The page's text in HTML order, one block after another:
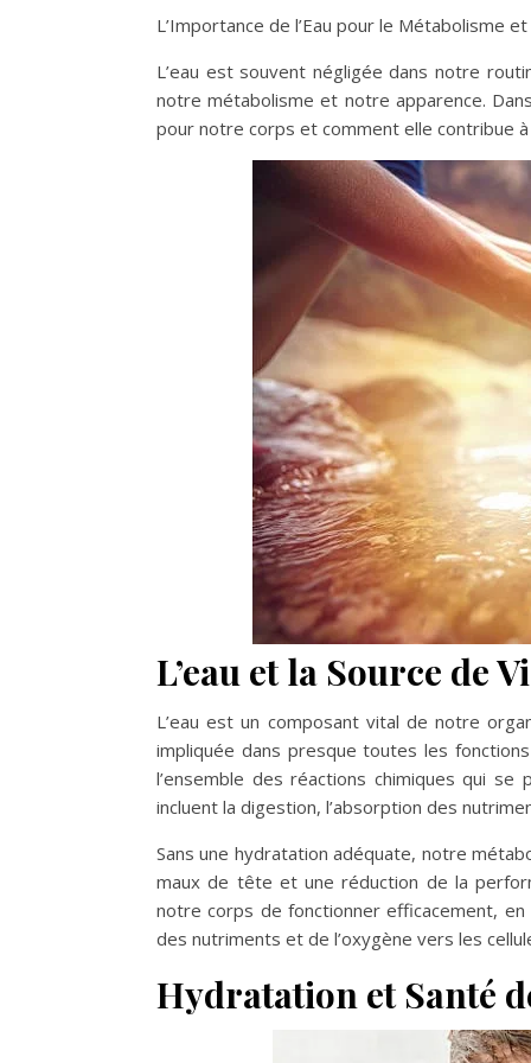
L’Importance de l’Eau pour le Métabolisme
L’eau est souvent négligée dans notre
notre métabolisme et notre apparence.
pour notre corps et comment elle contribue
L’eau et la Source de
L’eau est un composant vital de notre
impliquée dans presque toutes les
l’ensemble des réactions chimiques qui
incluent la digestion, l’absorption des
Sans une hydratation adéquate, notre
maux de tête et une réduction de la
notre corps de fonctionner efficacement,
des nutriments et de l’oxygène vers les
Hydratation et Santé